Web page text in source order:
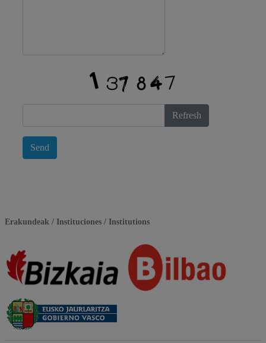
Refresh
Send
Erakundeak / Instituciones / Institutions